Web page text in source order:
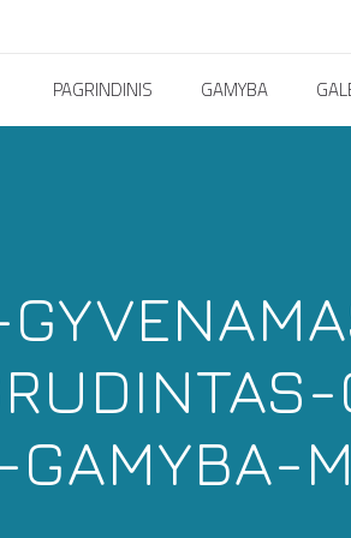
PAGRINDINIS GAMYBA
GAMYBA-